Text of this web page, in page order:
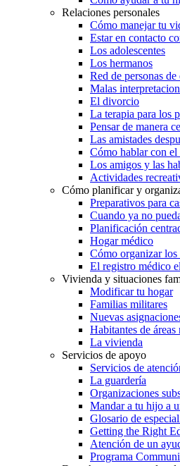
Relaciones personales
Cómo manejar tu
Estar en contacto
Los adolescentes
Los hermanos
Red de personas
Malas
El divorcio
La terapia para los
Pensar de manera
Las amistades
Cómo hablar con
Los amigos y las
Actividades
Cómo planificar y
Preparativos para
Cuando ya no
Planificación
Hogar médico
Cómo organizar los
El registro médico
Vivienda y situaciones
Modificar tu hogar
Familias militares
Nuevas
Habitantes de áreas
La vivienda
Servicios de apoyo
Servicios de
La guardería
Organizaciones
Mandar a tu hijo a
Glosario de
Getting the Right
Atención de un
Programa